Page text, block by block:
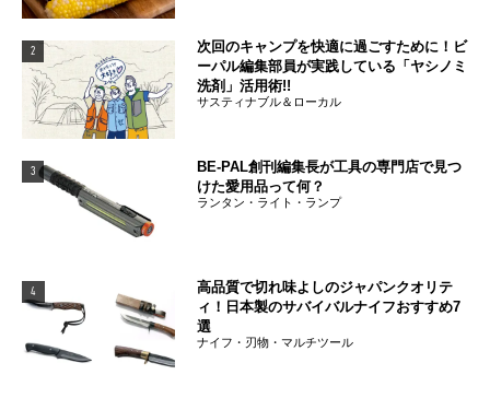
2
次回のキャンプを快適に過ごすために！ビ
ーパル編集部員が実践している「ヤシノミ
洗剤」活用術!!
サスティナブル＆ローカル
3
BE-PAL創刊編集長が工具の専門店で見つ
けた愛用品って何？
ランタン・ライト・ランプ
4
高品質で切れ味よしのジャパンクオリテ
ィ！日本製のサバイバルナイフおすすめ7
選
ナイフ・刃物・マルチツール